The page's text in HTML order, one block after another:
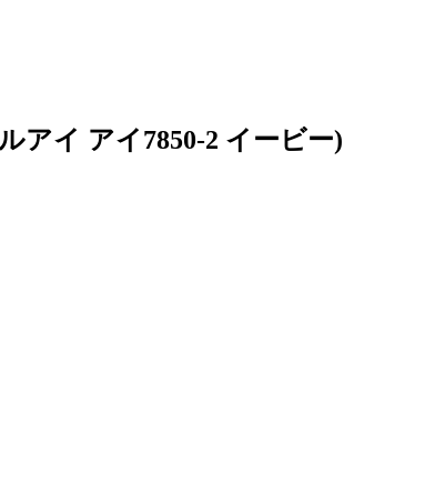
アイ アイ7850-2 イービー)